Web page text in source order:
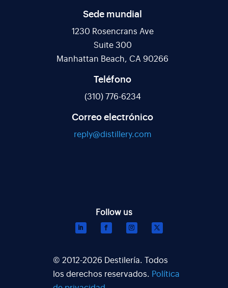
Sede mundial
1230 Rosencrans Ave
Suite 300
Manhattan Beach, CA 90266
Teléfono
(310) 776-6234
Correo electrónico
reply@distillery.com
© 2012-2026 Destilería. Todos
los derechos reservados. Política